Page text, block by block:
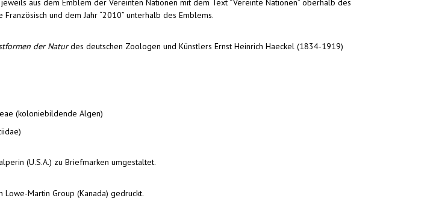
aus dem Emblem der Vereinten Nationen mit dem Text “Vereinte Nationen” oberhalb des
und dem Jahr “2010” unterhalb des Emblems.
der Naturdes deutschen Zoologen und Künstlers Ernst Heinrich Haeckel (1834-1919)
(koloniebildende Algen)
(U.S.A.) zu Briefmarken umgestaltet.
Martin Group (Kanada) gedruckt.